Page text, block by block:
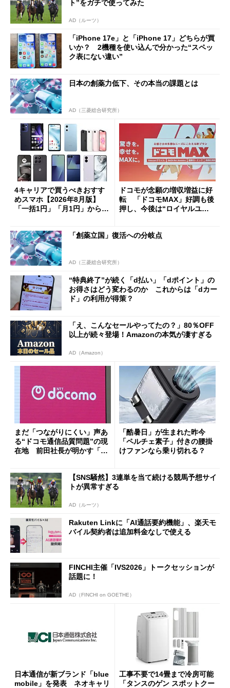
ト”をガチで使ってみた
AD（ルーツ）
「iPhone 17e」と「iPhone 17」どちらが買
いか？ 2機種を使い込んで分かった“スペッ
ク表にない違い”
日本の創薬力低下、その本当の課題とは
AD（三菱総合研究所）
4キャリアで買うべきおすす
めスマホ【2026年8月版】
「一括1円」「月1円」からお
ドコモが念願の増収増益に好
転 「ドコモMAX」好調も後
押し、今後は“ロイヤルユー
「創薬立国」復活への分岐点
AD（三菱総合研究所）
“特典終了”が続く「d払い」「dポイント」の
お得さはどう変わるのか これからは「dカー
ド」の利用が得策？
「え、こんなセールやってたの？」80％OFF
以上が続々登場！Amazonの本気が凄すぎる
AD（Amazon）
まだ「つながりにくい」声あ
る“ドコモ通信品質問題”の現
在地 前田社長が明かす「道
「酷暑日」が生まれた昨今
「ペルチェ素子」付きの腰掛
けファンなら乗り切れる？
【SNS騒然】3連単を当て続ける競馬予想サイ
トが異常すぎる
AD（ルーツ）
Rakuten Linkに「AI通話要約機能」、楽天モ
バイル契約者は追加料金なしで使える
FINCHI主催「IVS2026」トークセッションが
話題に！
AD（FINCHI on GOETHE）
日本通信が新ブランド「blue
mobile」を発表 ネオキャリ
工事不要で14畳まで冷房可能
「タンスのゲン スポットクー